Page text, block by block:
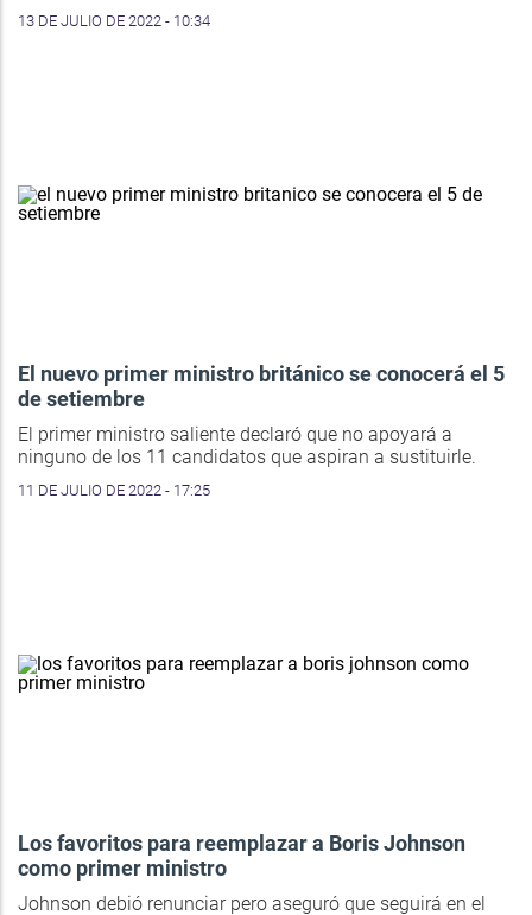
13 DE JULIO DE 2022 - 10:34
El nuevo primer ministro británico se conocerá el 5
de setiembre
El primer ministro saliente declaró que no apoyará a
ninguno de los 11 candidatos que aspiran a sustituirle.
11 DE JULIO DE 2022 - 17:25
Los favoritos para reemplazar a Boris Johnson
como primer ministro
Johnson debió renunciar pero aseguró que seguirá en el